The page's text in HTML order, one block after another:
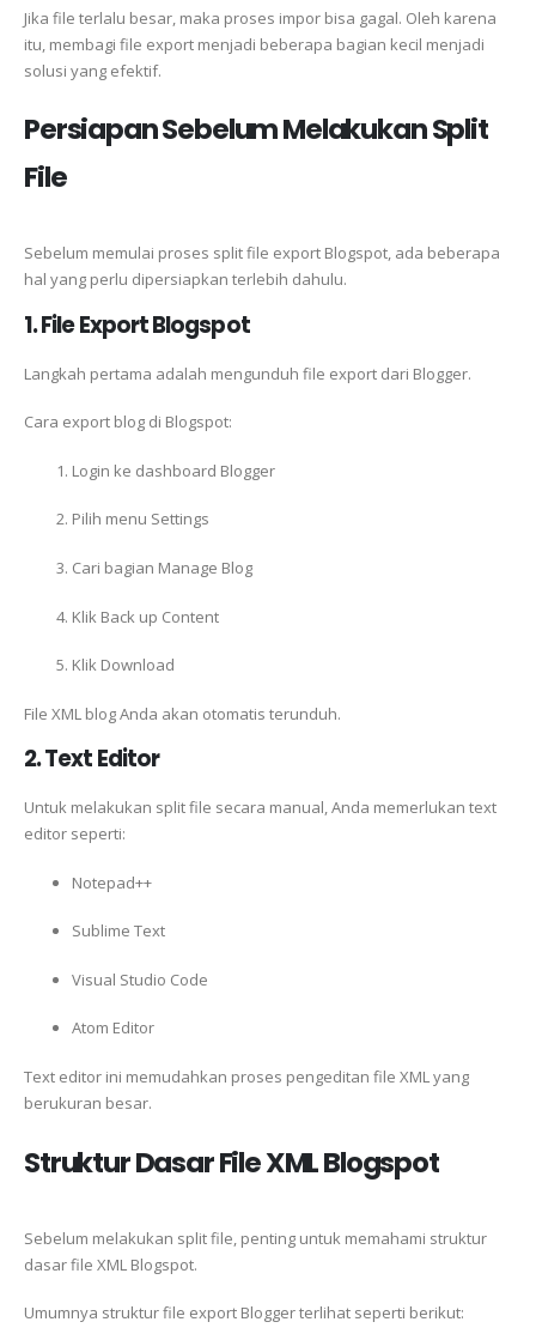
Jika file terlalu besar, maka proses impor bisa gagal. Oleh karena
itu, membagi file export menjadi beberapa bagian kecil menjadi
solusi yang efektif.
Persiapan Sebelum Melakukan Split
File
Sebelum memulai proses split file export Blogspot, ada beberapa
hal yang perlu dipersiapkan terlebih dahulu.
1. File Export Blogspot
Langkah pertama adalah mengunduh file export dari Blogger.
Cara export blog di Blogspot:
Login ke dashboard Blogger
Pilih menu Settings
Cari bagian Manage Blog
Klik Back up Content
Klik Download
File XML blog Anda akan otomatis terunduh.
2. Text Editor
Untuk melakukan split file secara manual, Anda memerlukan text
editor seperti:
Notepad++
Sublime Text
Visual Studio Code
Atom Editor
Text editor ini memudahkan proses pengeditan file XML yang
berukuran besar.
Struktur Dasar File XML Blogspot
Sebelum melakukan split file, penting untuk memahami struktur
dasar file XML Blogspot.
Umumnya struktur file export Blogger terlihat seperti berikut: